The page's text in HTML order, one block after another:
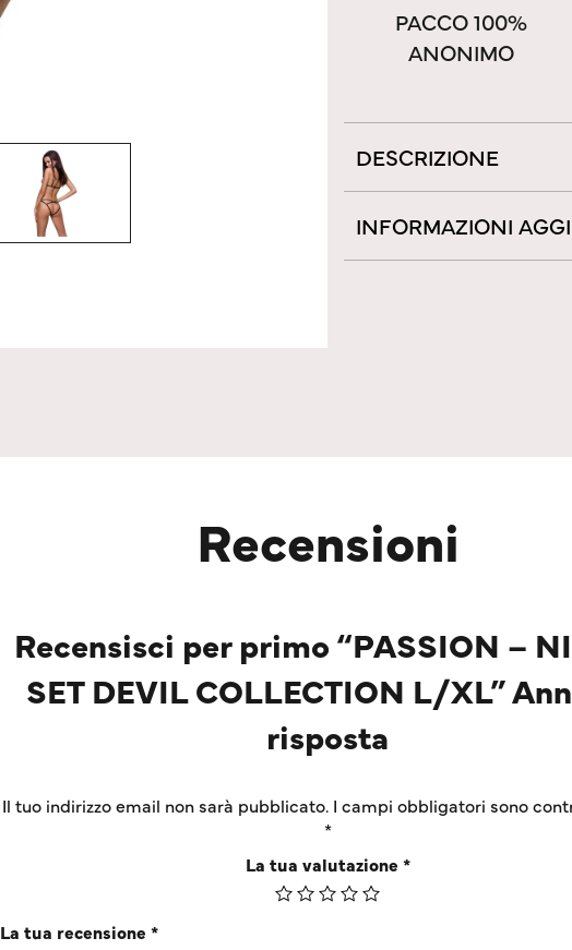
PACCO 100%
ANONIMO
DESCRIZIONE
INFORMAZIONI
Recensioni
Recensisci per primo “PASSION –
SET DEVIL COLLECTION L/XL”
risposta
Il tuo indirizzo email non sarà pubblicato. I campi obbligatori sono
*
La tua valutazione *
La tua recensione *